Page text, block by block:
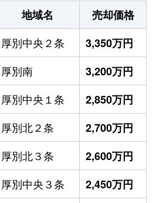
地域名
売却価格
厚別中央２条
3,350万円
厚別南
3,200万円
厚別中央１条
2,850万円
厚別北２条
2,700万円
厚別北３条
2,600万円
厚別中央３条
2,450万円